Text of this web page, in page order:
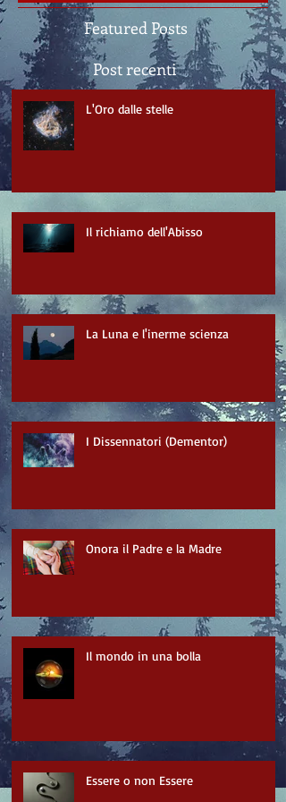
Featured Posts
Post recenti
L'Oro dalle stelle
Il richiamo dell'Abisso
La Luna e l'inerme scienza
I Dissennatori (Dementor)
Onora il Padre e la Madre
Il mondo in una bolla
Essere o non Essere